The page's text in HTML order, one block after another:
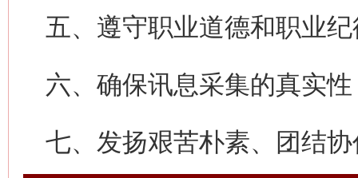
五、遵守职业道德和职业
六、确保讯息采集的真实
七、发扬艰苦朴素、团结